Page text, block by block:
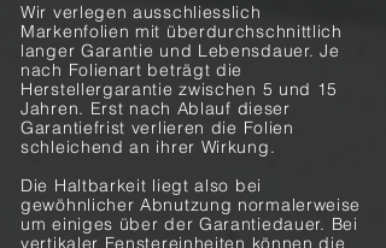
Wir verlegen ausschliesslich
Markenfolien mit überdurchschnittlich
langer Garantie und Lebensdauer.Je
nach Folienart beträgt die
Herstellergarantie zwischen 5 und 15
Jahren. Erst nach Ablauf dieser
Garantiefrist verlieren die Folien
schleichend an ihrer Wirkung.
Die Haltbarkeit liegt also bei
gewöhnlicher Abnutzung normalerweise
um einiges über der Garantiedauer. Bei
vertikaler Fenstereinheiten können die